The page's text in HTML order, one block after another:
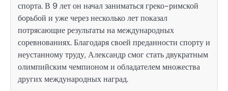
спорта. В 9 лет он начал заниматься греко-римской
борьбой и уже через несколько лет показал
потрясающие результаты на международных
соревнованиях. Благодаря своей преданности спорту и
неустанному труду, Александр смог стать двукратным
олимпийским чемпионом и обладателем множества
других международных наград.